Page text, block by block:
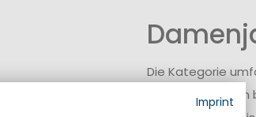
Die Kategorie
Imprint